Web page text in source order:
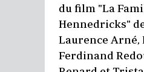
du film "La
Hennedricks"
Laurence Arné,
Ferdinand